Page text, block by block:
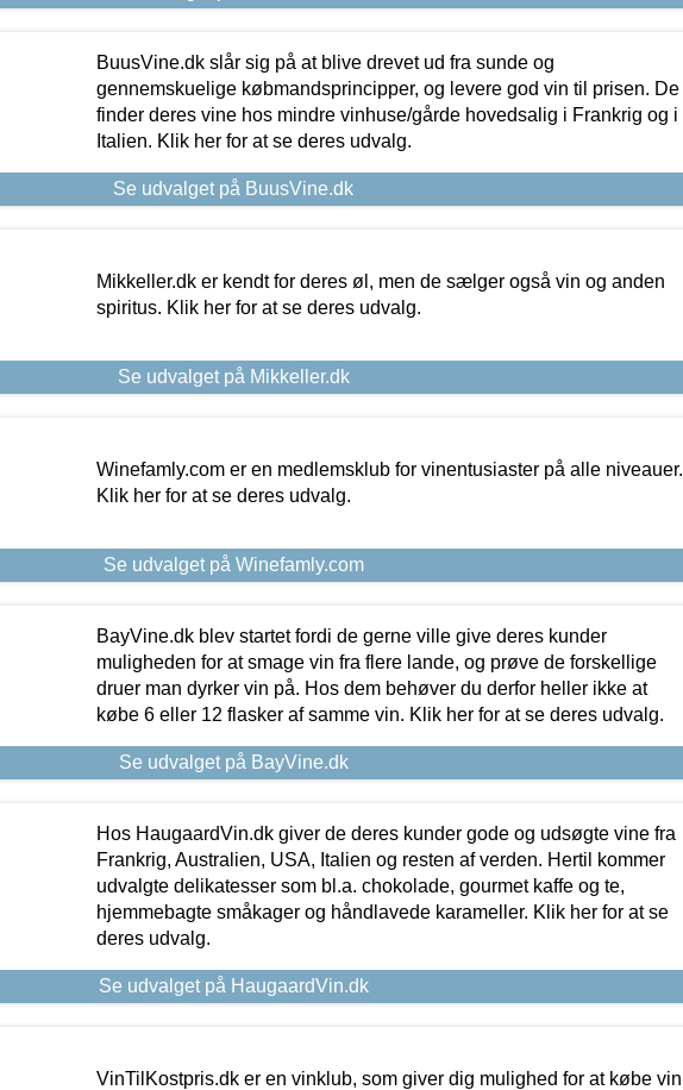
BuusVine.dk slår sig på at blive drevet ud fra sunde og
gennemskuelige købmandsprincipper, og levere god vin til prisen. De
finder deres vine hos mindre vinhuse/gårde hovedsalig i Frankrig og i
Italien. Klik her for at se deres udvalg.
Se udvalget på BuusVine.dk
Mikkeller.dk er kendt for deres øl, men de sælger også vin og anden
spiritus. Klik her for at se deres udvalg.
Se udvalget på Mikkeller.dk
Winefamly.com er en medlemsklub for vinentusiaster på alle niveauer.
Klik her for at se deres udvalg.
Se udvalget på Winefamly.com
BayVine.dk blev startet fordi de gerne ville give deres kunder
muligheden for at smage vin fra flere lande, og prøve de forskellige
druer man dyrker vin på. Hos dem behøver du derfor heller ikke at
købe 6 eller 12 flasker af samme vin. Klik her for at se deres udvalg.
Se udvalget på BayVine.dk
Hos HaugaardVin.dk giver de deres kunder gode og udsøgte vine fra
Frankrig, Australien, USA, Italien og resten af verden. Hertil kommer
udvalgte delikatesser som bl.a. chokolade, gourmet kaffe og te,
hjemmebagte småkager og håndlavede karameller. Klik her for at se
deres udvalg.
Se udvalget på HaugaardVin.dk
VinTilKostpris.dk er en vinklub, som giver dig mulighed for at købe vin